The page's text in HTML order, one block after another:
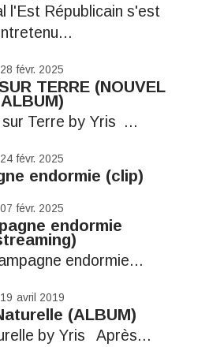
l'Est Républicain s'est
28 févr. 2025
TERRE (NOUVEL
ALBUM)
Terre by Yris ...
24 févr. 2025
endormie (clip)
07 févr. 2025
endormie
endormie...
19 avril 2019
(ALBUM)
by Yris Après...